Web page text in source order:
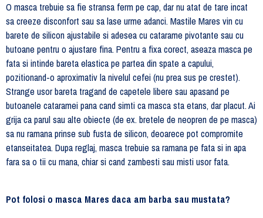
O masca trebuie sa fie stransa ferm pe cap, dar nu atat de tare incat
sa creeze disconfort sau sa lase urme adanci. Mastile Mares vin cu
barete de silicon ajustabile si adesea cu catarame pivotante sau cu
butoane pentru o ajustare fina. Pentru a fixa corect, aseaza masca pe
fata si intinde bareta elastica pe partea din spate a capului,
pozitionand-o aproximativ la nivelul cefei (nu prea sus pe crestet).
Strange usor bareta tragand de capetele libere sau apasand pe
butoanele cataramei pana cand simti ca masca sta etans, dar placut. Ai
grija ca parul sau alte obiecte (de ex. bretele de neopren de pe masca)
sa nu ramana prinse sub fusta de silicon, deoarece pot compromite
etanseitatea. Dupa reglaj, masca trebuie sa ramana pe fata si in apa
fara sa o tii cu mana, chiar si cand zambesti sau misti usor fata.
Pot folosi o masca Mares daca am barba sau mustata?